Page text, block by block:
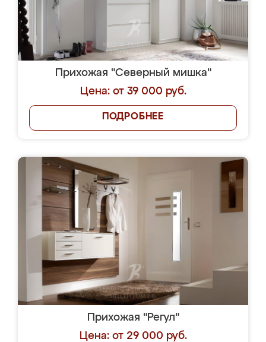
Прихожая "Северный мишка"
Цена: от 39 000 руб.
ПОДРОБНЕЕ
Прихожая "Регул"
Цена: от 29 000 руб.